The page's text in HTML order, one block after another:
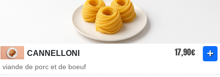
CANNELLONI 17,90€
viande de porc et de boeuf